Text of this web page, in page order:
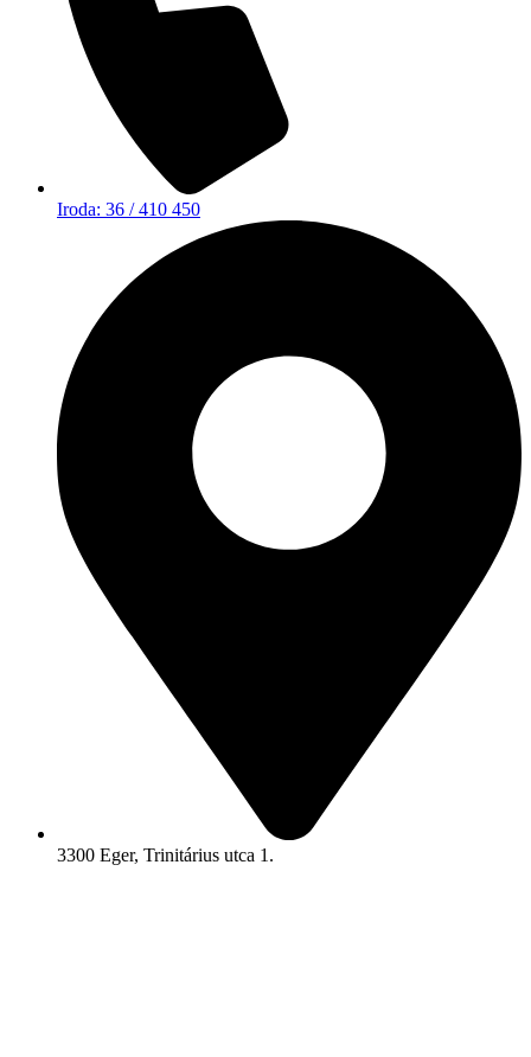
Iroda: 36 / 410 450
3300 Eger, Trinitárius utca 1.